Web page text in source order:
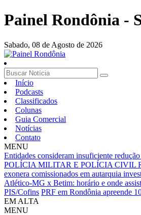
Painel Rondônia -
Sabado, 08 de Agosto de 2026
Início
Podcasts
Classificados
Colunas
Guia Comercial
Notícias
Contato
MENU
Entidades consideram insuficiente
POLÍCIA MILITAR E POLÍCIA CIVIL
exonera comissionados em autarquia
Atlético-MG x Betim: horário e onde
PIS/Cofins PRF em Rondônia apreende
EM ALTA
MENU